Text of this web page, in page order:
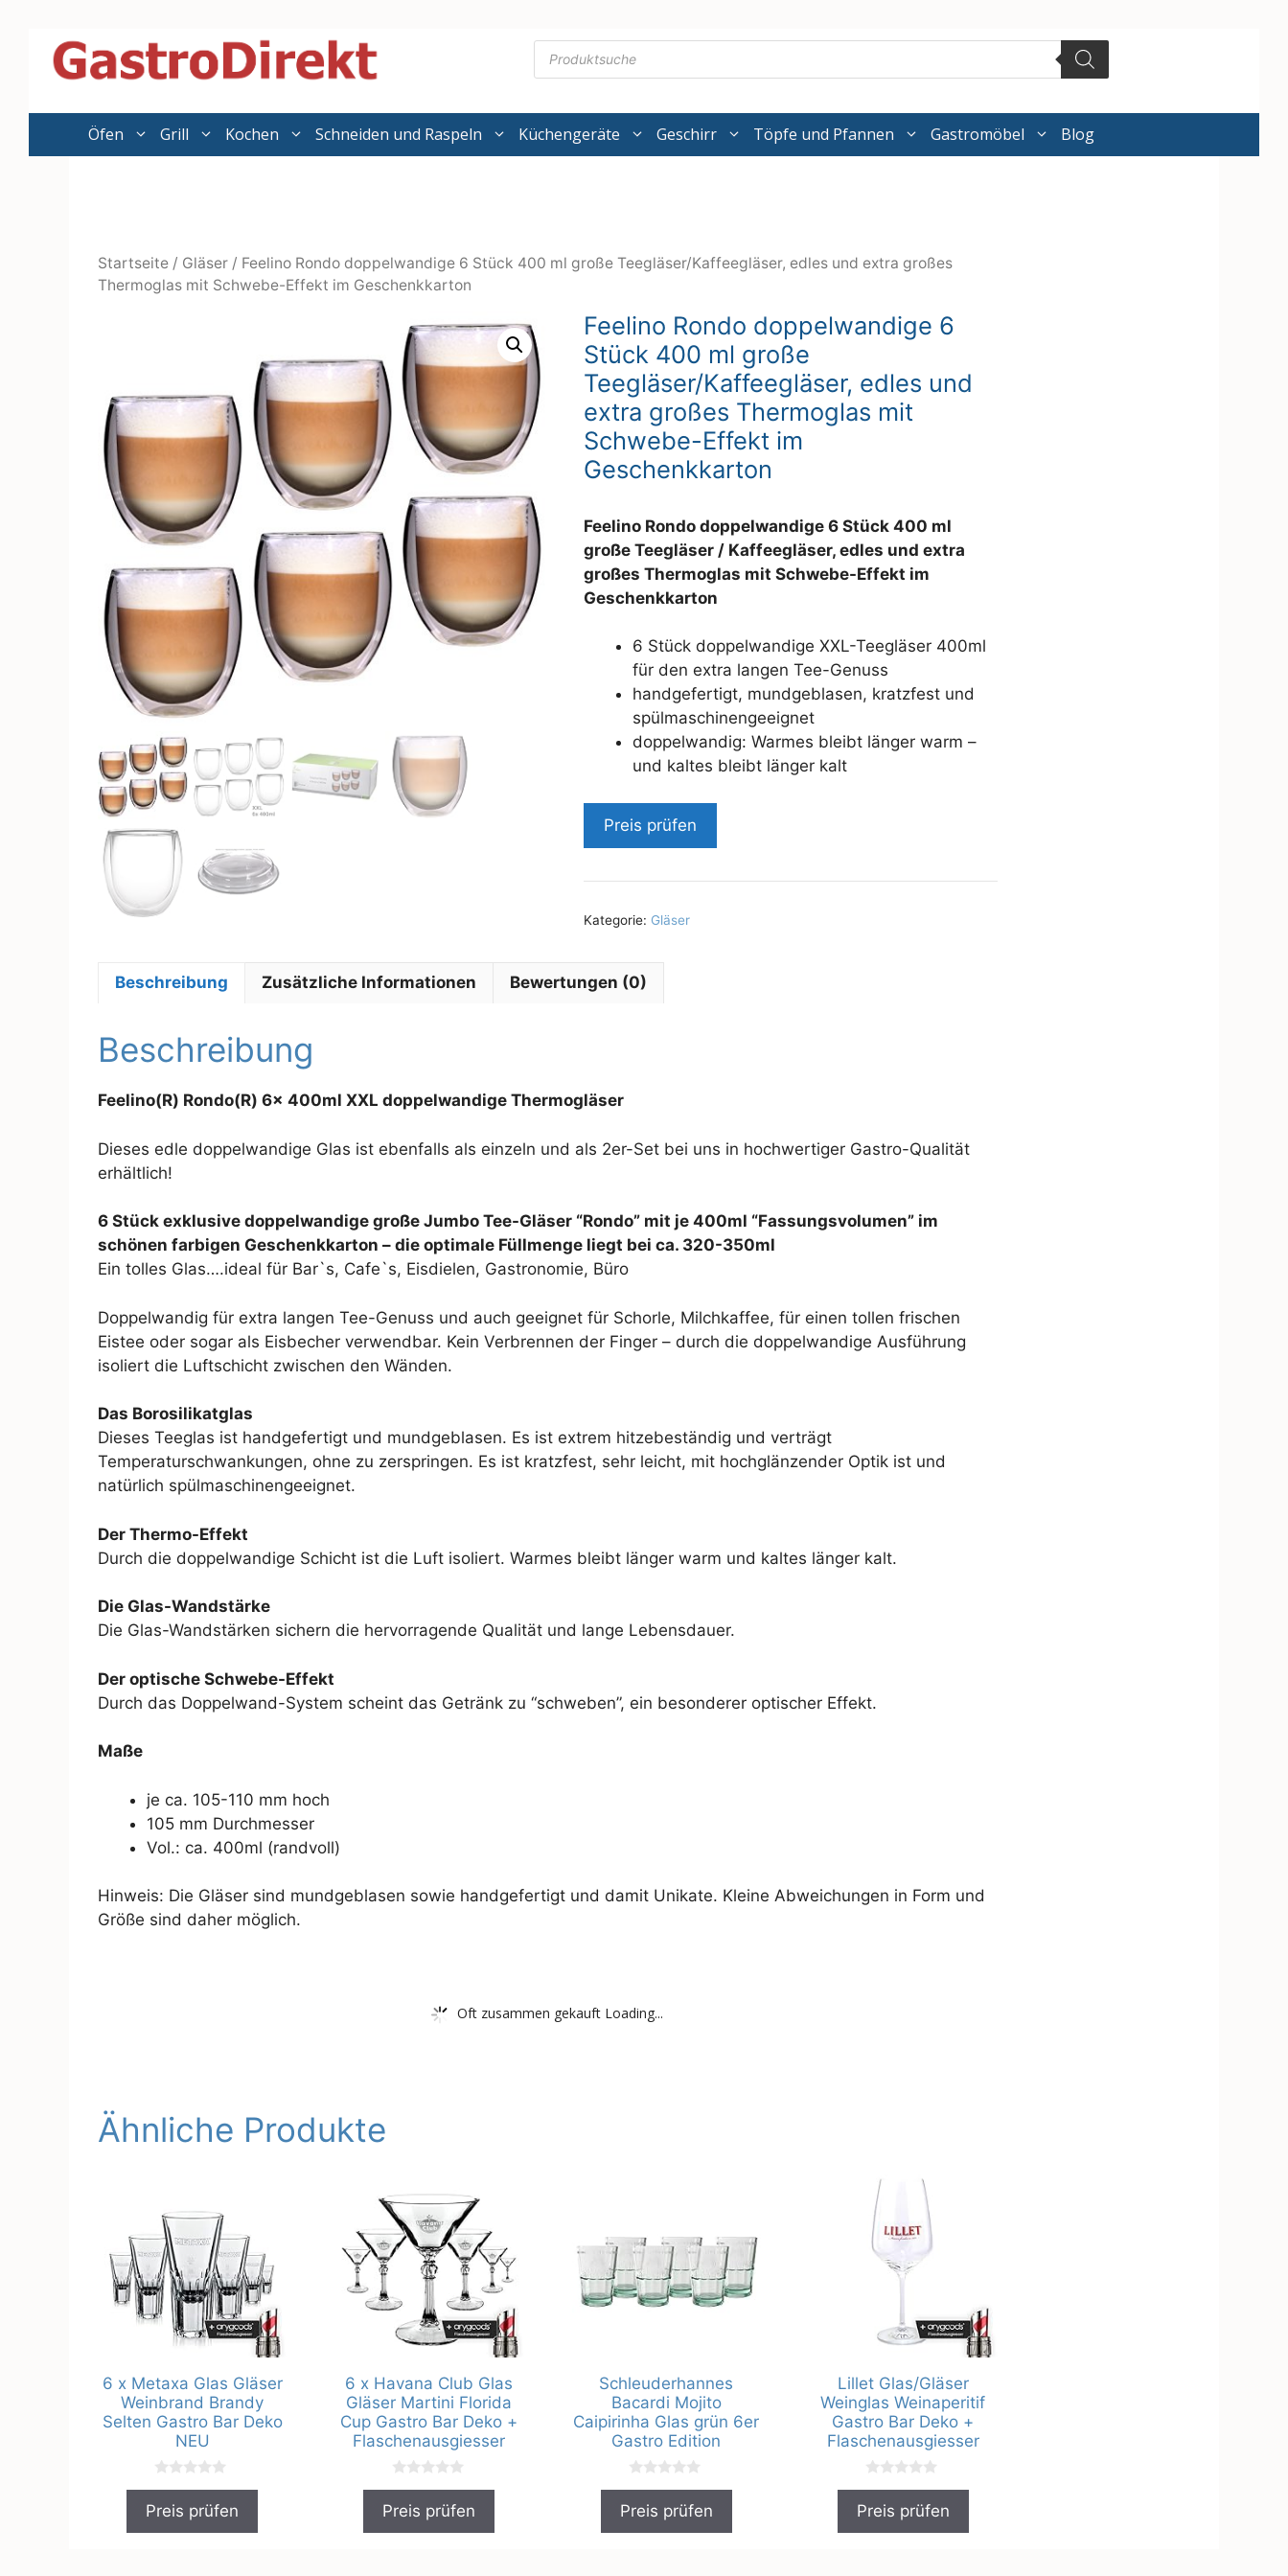
Zum
Inhalt
Products
search
Öfen Grill Kochen Schneiden und Raspeln Küchengeräte Geschirr Töpfe und Pfannen Gastromöbel Blog
Startseite / Gläser / Feelino Rondo doppelwandige 6 Stück 400 ml große Teegläser/Kaffeegläser, edles und extra großes
Thermoglas mit Schwebe-Effekt im Geschenkkarton
Feelino Rondo doppelwandige 6
Stück 400 ml große
Teegläser/Kaffeegläser, edles und
extra großes Thermoglas mit
Schwebe-Effekt im
Geschenkkarton
Feelino Rondo doppelwandige 6 Stück 400 ml
große Teegläser / Kaffeegläser, edles und extra
großes Thermoglas mit Schwebe-Effekt im
Geschenkkarton
6 Stück doppelwandige XXL-Teegläser 400ml
für den extra langen Tee-Genuss
handgefertigt, mundgeblasen, kratzfest und
spülmaschinengeeignet
doppelwandig: Warmes bleibt länger warm –
und kaltes bleibt länger kalt
Preis prüfen
Kategorie: Gläser
Beschreibung Zusätzliche Informationen Bewertungen (0)
Beschreibung
Feelino(R) Rondo(R) 6x 400ml XXL doppelwandige Thermogläser
Dieses edle doppelwandige Glas ist ebenfalls als einzeln und als 2er-Set bei uns in hochwertiger Gastro-Qualität
erhältlich!
6 Stück exklusive doppelwandige große Jumbo Tee-Gläser “Rondo” mit je 400ml “Fassungsvolumen” im
schönen farbigen Geschenkkarton – die optimale Füllmenge liegt bei ca. 320-350ml
Ein tolles Glas….ideal für Bar`s, Cafe`s, Eisdielen, Gastronomie, Büro
Doppelwandig für extra langen Tee-Genuss und auch geeignet für Schorle, Milchkaffee, für einen tollen frischen
Eistee oder sogar als Eisbecher verwendbar. Kein Verbrennen der Finger – durch die doppelwandige Ausführung
isoliert die Luftschicht zwischen den Wänden.
Das Borosilikatglas
Dieses Teeglas ist handgefertigt und mundgeblasen. Es ist extrem hitzebeständig und verträgt
Temperaturschwankungen, ohne zu zerspringen. Es ist kratzfest, sehr leicht, mit hochglänzender Optik ist und
natürlich spülmaschinengeeignet.
Der Thermo-Effekt
Durch die doppelwandige Schicht ist die Luft isoliert. Warmes bleibt länger warm und kaltes länger kalt.
Die Glas-Wandstärke
Die Glas-Wandstärken sichern die hervorragende Qualität und lange Lebensdauer.
Der optische Schwebe-Effekt
Durch das Doppelwand-System scheint das Getränk zu “schweben”, ein besonderer optischer Effekt.
Maße
je ca. 105-110 mm hoch
105 mm Durchmesser
Vol.: ca. 400ml (randvoll)
Hinweis: Die Gläser sind mundgeblasen sowie handgefertigt und damit Unikate. Kleine Abweichungen in Form und
Größe sind daher möglich.
Oft zusammen gekauft Loading...
Ähnliche Produkte
6 x Metaxa Glas Gläser
Weinbrand Brandy
Selten Gastro Bar Deko
NEU
0
o
Preis prüfen
6 x Havana Club Glas
Gläser Martini Florida
Cup Gastro Bar Deko +
Flaschenausgiesser
0
o
Preis prüfen
Schleuderhannes
Bacardi Mojito
Caipirinha Glas grün 6er
Gastro Edition
0
o
Preis prüfen
Lillet Glas/Gläser
Weinglas Weinaperitif
Gastro Bar Deko +
Flaschenausgiesser
0
o
Preis prüfen